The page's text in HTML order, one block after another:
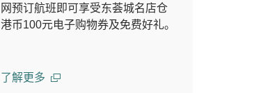
网预订航班即可享受东荟城名店仓
港币100元电子购物券及免费好礼。
了解更多